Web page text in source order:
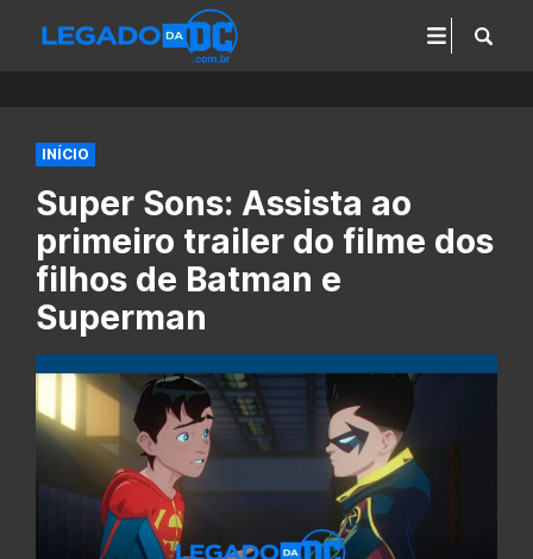
INÍCIO
Super Sons: Assista ao
primeiro trailer do filme dos
filhos de Batman e
Superman